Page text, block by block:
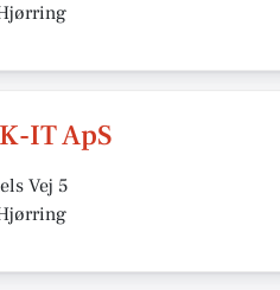
IT ApS
Vej 5